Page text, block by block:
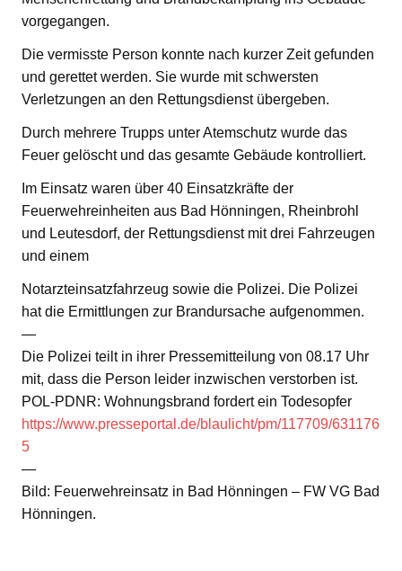
vorgegangen.
Die vermisste Person konnte nach kurzer Zeit gefunden
und gerettet werden. Sie wurde mit schwersten
Verletzungen an den Rettungsdienst übergeben.
Durch mehrere Trupps unter Atemschutz wurde das
Feuer gelöscht und das gesamte Gebäude kontrolliert.
Im Einsatz waren über 40 Einsatzkräfte der
Feuerwehreinheiten aus Bad Hönningen, Rheinbrohl
und Leutesdorf, der Rettungsdienst mit drei Fahrzeugen
und einem
Notarzteinsatzfahrzeug sowie die Polizei. Die Polizei
hat die Ermittlungen zur Brandursache aufgenommen.
—
Die Polizei teilt in ihrer Pressemitteilung von 08.17 Uhr
mit, dass die Person leider inzwischen verstorben ist.
POL-PDNR: Wohnungsbrand fordert ein Todesopfer
https://www.presseportal.de/blaulicht/pm/117709/631176
5
—
Bild: Feuerwehreinsatz in Bad Hönningen – FW VG Bad
Hönningen.